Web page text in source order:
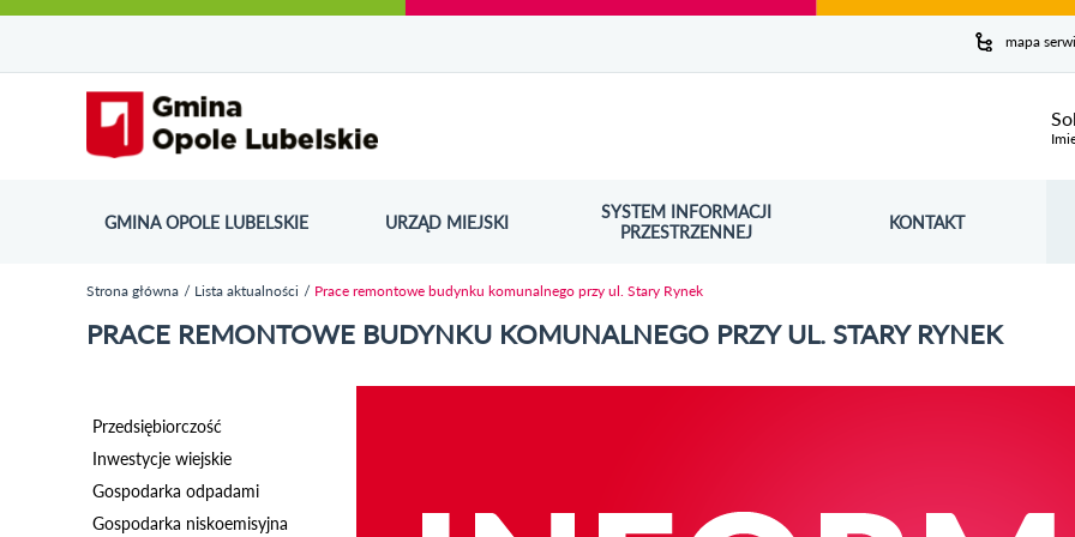
do
strony
do
menu
wyszukiwarki
ścieżki
nawigacyjnej
kategorii
aktualności
do
kalendarza
wydarzeń
do
galerii
do
stopki
mapa
GMINA OPOLE LUBELSKIE URZĄD MIEJSKI
SYSTEM INFORMACJI
PRZESTRZENNEJ
ODNOŚNIK OTWORZY SIĘ W NOWYM OKNIE KONTAKT
Strona główna Lista aktualności Prace remontowe budynku komunalnego przy ul. Stary Rynek
PRACE REMONTOWE BUDYNKU KOMUNALNEGO PRZY UL. STARY RYNEK
Przedsiębiorczość
Inwestycje wiejskie
Gospodarka odpadami
Gospodarka niskoemisyjna